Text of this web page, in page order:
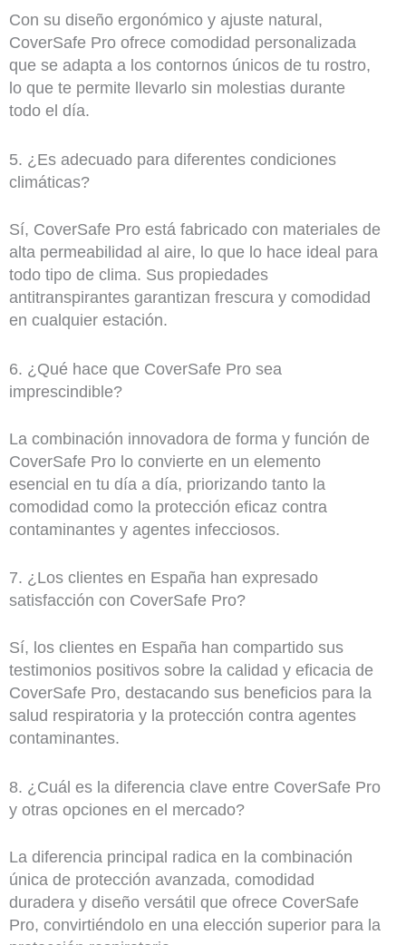
Con su diseño ergonómico y ajuste natural,
CoverSafe Pro ofrece comodidad personalizada
que se adapta a los contornos únicos de tu rostro,
lo que te permite llevarlo sin molestias durante
todo el día.
5. ¿Es adecuado para diferentes condiciones
climáticas?
Sí, CoverSafe Pro está fabricado con materiales de
alta permeabilidad al aire, lo que lo hace ideal para
todo tipo de clima. Sus propiedades
antitranspirantes garantizan frescura y comodidad
en cualquier estación.
6. ¿Qué hace que CoverSafe Pro sea
imprescindible?
La combinación innovadora de forma y función de
CoverSafe Pro lo convierte en un elemento
esencial en tu día a día, priorizando tanto la
comodidad como la protección eficaz contra
contaminantes y agentes infecciosos.
7. ¿Los clientes en España han expresado
satisfacción con CoverSafe Pro?
Sí, los clientes en España han compartido sus
testimonios positivos sobre la calidad y eficacia de
CoverSafe Pro, destacando sus beneficios para la
salud respiratoria y la protección contra agentes
contaminantes.
8. ¿Cuál es la diferencia clave entre CoverSafe Pro
y otras opciones en el mercado?
La diferencia principal radica en la combinación
única de protección avanzada, comodidad
duradera y diseño versátil que ofrece CoverSafe
Pro, convirtiéndolo en una elección superior para la